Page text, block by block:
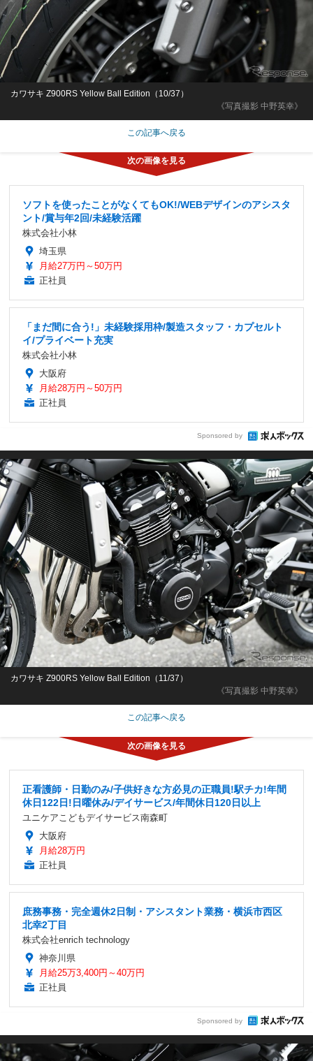
《写真撮影 中野英幸》
カワサキ Z900RS Yellow Ball Edition（10/37）
この記事へ戻る
ソフトを使ったことがなくてもOK!/WEBデザインのアシスタ
ント/賞与年2回/未経験活躍
株式会社小林
埼玉県
月給27万円～50万円
正社員
「まだ間に合う!」未経験採用枠/製造スタッフ・カプセルト
イ/プライベート充実
株式会社小林
大阪府
月給28万円～50万円
正社員
Sponsored by
《写真撮影 中野英幸》
カワサキ Z900RS Yellow Ball Edition（11/37）
この記事へ戻る
正看護師・日勤のみ/子供好きな方必見の正職員!駅チカ!年間
休日122日!日曜休み/デイサービス/年間休日120日以上
ユニケアこどもデイサービス南森町
大阪府
月給28万円
正社員
庶務事務・完全週休2日制・アシスタント業務・横浜市西区
北幸2丁目
株式会社enrich technology
神奈川県
月給25万3,400円～40万円
正社員
Sponsored by